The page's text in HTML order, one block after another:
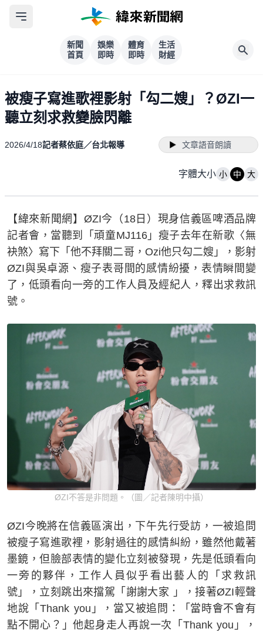
新聞
首頁
娛樂
即時
體育
即時
生活
財經
被瘦子寫進歌裡影射「勾二嫂」？ØZI一
聽立刻求救變臉閃離
2026/4/18記者蔡依庭／台北報導 文章語音朗讀
字體大小 小 中 大
【緯來新聞網】ØZI今（18日）現身信義區啤酒品牌
記者會，當聽到「頑童MJ116」瘦子去年在新歌〈無
袂煞〉寫下「他不拜關二哥，Ozi他只勾二嫂」，影射
ØZI與吳卓源、瘦子表哥間的感情紛擾，表情瞬間變
了，低頭看向一旁的工作人員及經紀人，釋出求救訊
號。
ØZI不答是非問題。（圖／記者陳明中攝）
ØZI今晚將在信義區演出，下午先行受訪，一被追問
被瘦子寫進歌裡，影射過往的感情糾紛，雖然他戴著
墨鏡，但臉部表情的變化立刻被發現，先是低頭看向
一旁的夥伴，工作人員似乎看出藝人的「求救訊
號」，立刻跳出來擋駕「謝謝大家 」，接著ØZI輕聲
地說「Thank you」，當又被追問：「當時會不會有
點不開心？」他起身走人再說一次「Thank you」，